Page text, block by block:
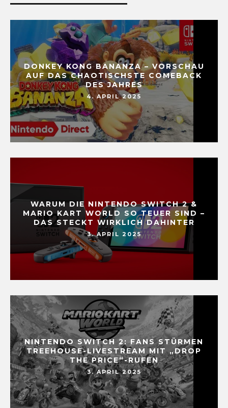
DONKEY KONG BANANZA – VORSCHAU
AUF DAS CHAOTISCHSTE COMEBACK
DES JAHRES
4. APRIL 2025
WARUM DIE NINTENDO SWITCH 2 &
MARIO KART WORLD SO TEUER SIND –
DAS STECKT WIRKLICH DAHINTER
3. APRIL 2025
NINTENDO SWITCH 2: FANS STÜRMEN
TREEHOUSE-LIVESTREAM MIT „DROP
THE PRICE“-RUFEN
3. APRIL 2025